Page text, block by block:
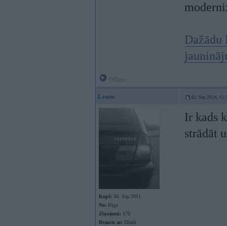
Leons 02. Sep 2024,
Kopš: 30. Sep 2011
No: Rīga
Ziņojumi: 179
Braucu ar: Dīzeli
Ir kads
strādāt